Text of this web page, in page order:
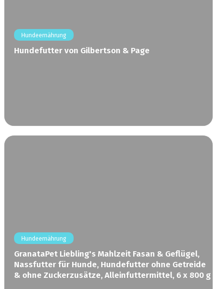
Hundeernährung
Hundefutter von Gilbertson & Page
Hundeernährung
GranataPet Liebling's Mahlzeit Fasan & Geflügel,
Nassfutter für Hunde, Hundefutter ohne Getreide
& ohne Zuckerzusätze, Alleinfuttermittel, 6 x 800 g